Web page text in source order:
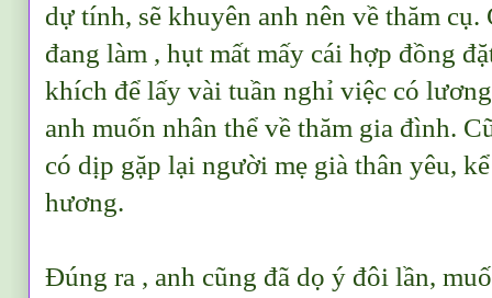
dự tính, sẽ khuyên anh nên về thăm cụ.
đang làm , hụt mất mấy cái hợp đồng
khích để lấy vài tuần nghỉ việc có
anh muốn nhân thể về thăm gia đình.
có dịp gặp lại người mẹ già thân yêu,
hương.
Đúng ra , anh cũng đã dọ ý đôi lần,